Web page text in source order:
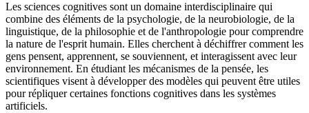
Les sciences cognitives sont un domaine interdisciplinaire qui
combine des éléments de la psychologie, de la neurobiologie, de la
linguistique, de la philosophie et de l'anthropologie pour comprendre
la nature de l'esprit humain. Elles cherchent à déchiffrer comment les
gens pensent, apprennent, se souviennent, et interagissent avec leur
environnement. En étudiant les mécanismes de la pensée, les
scientifiques visent à développer des modèles qui peuvent être utiles
pour répliquer certaines fonctions cognitives dans les systèmes
artificiels.